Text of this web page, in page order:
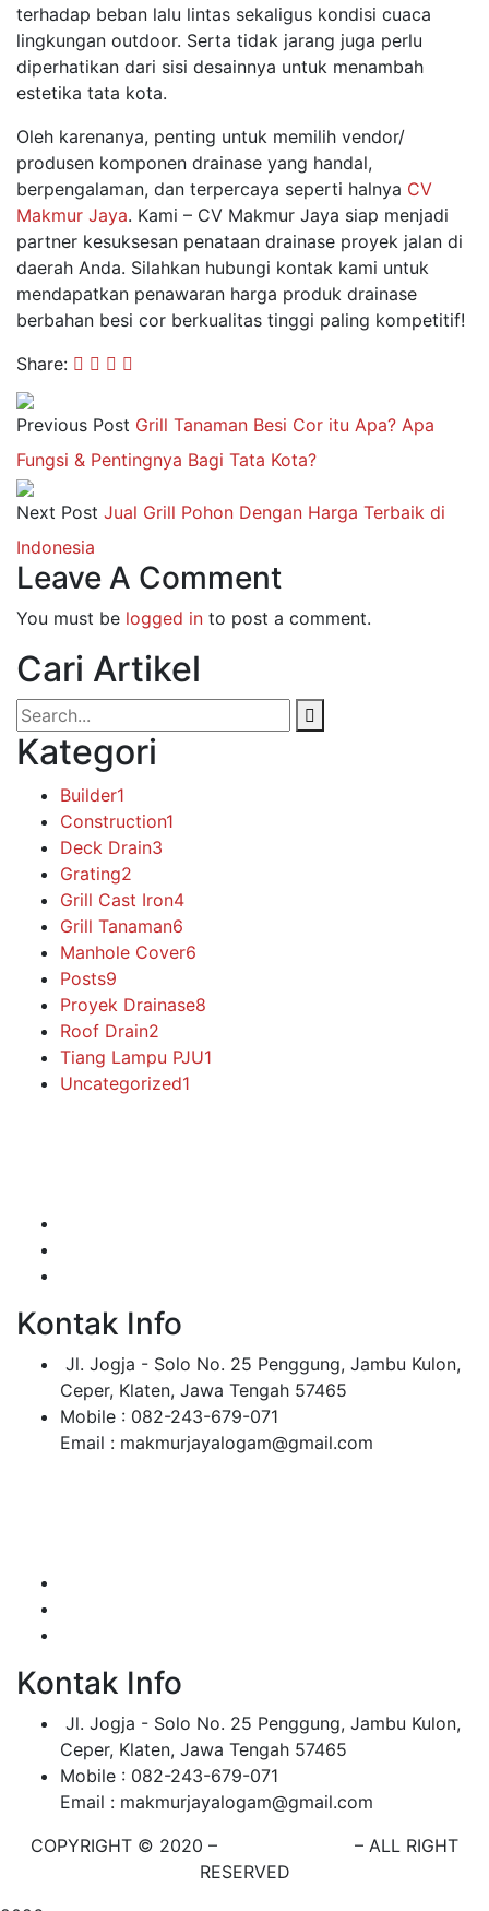
terhadap beban lalu lintas sekaligus kondisi cuaca
lingkungan outdoor. Serta tidak jarang juga perlu
diperhatikan dari sisi desainnya untuk menambah
estetika tata kota.
Oleh karenanya, penting untuk memilih vendor/
produsen komponen drainase yang handal,
berpengalaman, dan terpercaya seperti halnya CV
Makmur Jaya. Kami – CV Makmur Jaya siap menjadi
partner kesuksesan penataan drainase proyek jalan di
daerah Anda. Silahkan hubungi kontak kami untuk
mendapatkan penawaran harga produk drainase
berbahan besi cor berkualitas tinggi paling kompetitif!
Share:
Previous Post Grill Tanaman Besi Cor itu Apa? Apa
Fungsi & Pentingnya Bagi Tata Kota?
Next Post Jual Grill Pohon Dengan Harga Terbaik di
Indonesia
Leave A Comment
You must be logged in to post a comment.
Cari Artikel
Kategori
Builder1
Construction1
Deck Drain3
Grating2
Grill Cast Iron4
Grill Tanaman6
Manhole Cover6
Posts9
Proyek Drainase8
Roof Drain2
Tiang Lampu PJU1
Uncategorized1
Kontak Info
Jl. Jogja - Solo No. 25 Penggung, Jambu Kulon,
Ceper, Klaten, Jawa Tengah 57465
Mobile : 082-243-679-071
Email : makmurjayalogam@gmail.com
Kontak Info
Jl. Jogja - Solo No. 25 Penggung, Jambu Kulon,
Ceper, Klaten, Jawa Tengah 57465
Mobile : 082-243-679-071
Email : makmurjayalogam@gmail.com
COPYRIGHT © 2020 –
– ALL RIGHT
RESERVED